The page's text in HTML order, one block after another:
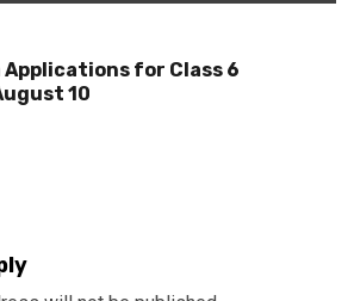
Applications for Class 6
10